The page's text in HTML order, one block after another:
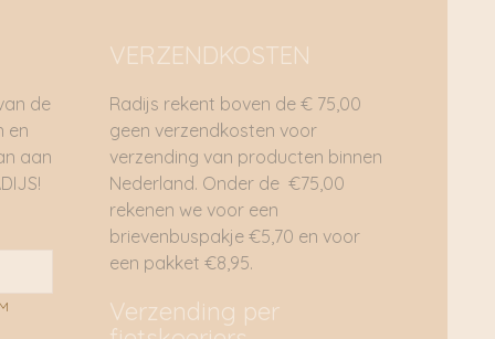
de
en
aan
VERZENDKOSTEN
Radijs rekent boven de € 75,00
geen verzendkosten voor
verzending van producten binnen
Nederland. Onder de €75,00
rekenen we voor een
brievenbuspakje €5,70 en voor
een pakket €8,95.
Verzending per